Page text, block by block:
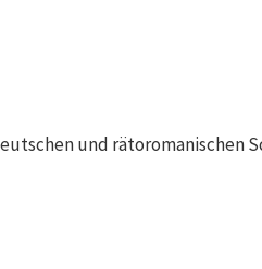
und rätoromanischen